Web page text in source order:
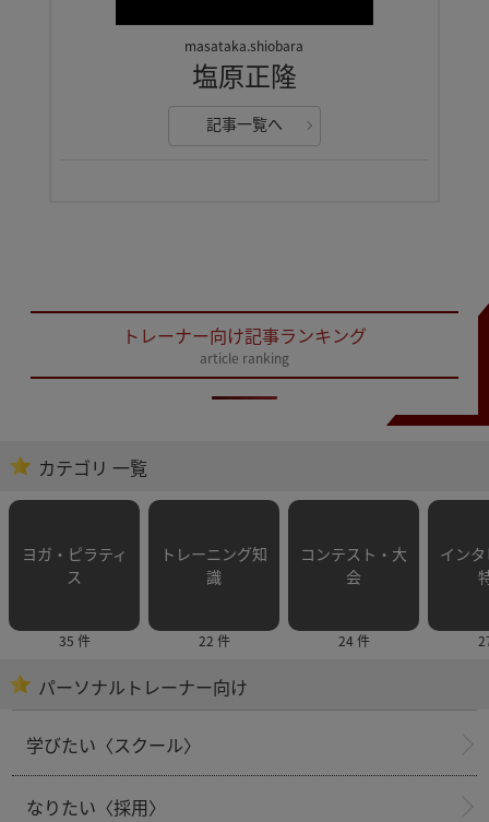
masataka.shiobara
塩原正隆
記事一覧へ
トレーナー向け記事ランキング
article ranking
カテゴリ 一覧
ヨガ・ピラティ
ス
35 件
トレーニング知
識
22 件
コンテスト・大
会
24 件
イン
パーソナルトレーナー向け
学びたい〈スクール〉
なりたい〈採用〉